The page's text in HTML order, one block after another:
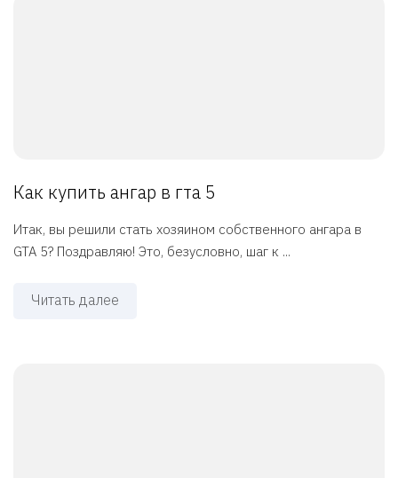
Как купить ангар в гта 5
Итак, вы решили стать хозяином собственного ангара в
GTA 5? Поздравляю! Это, безусловно, шаг к ...
Читать далее